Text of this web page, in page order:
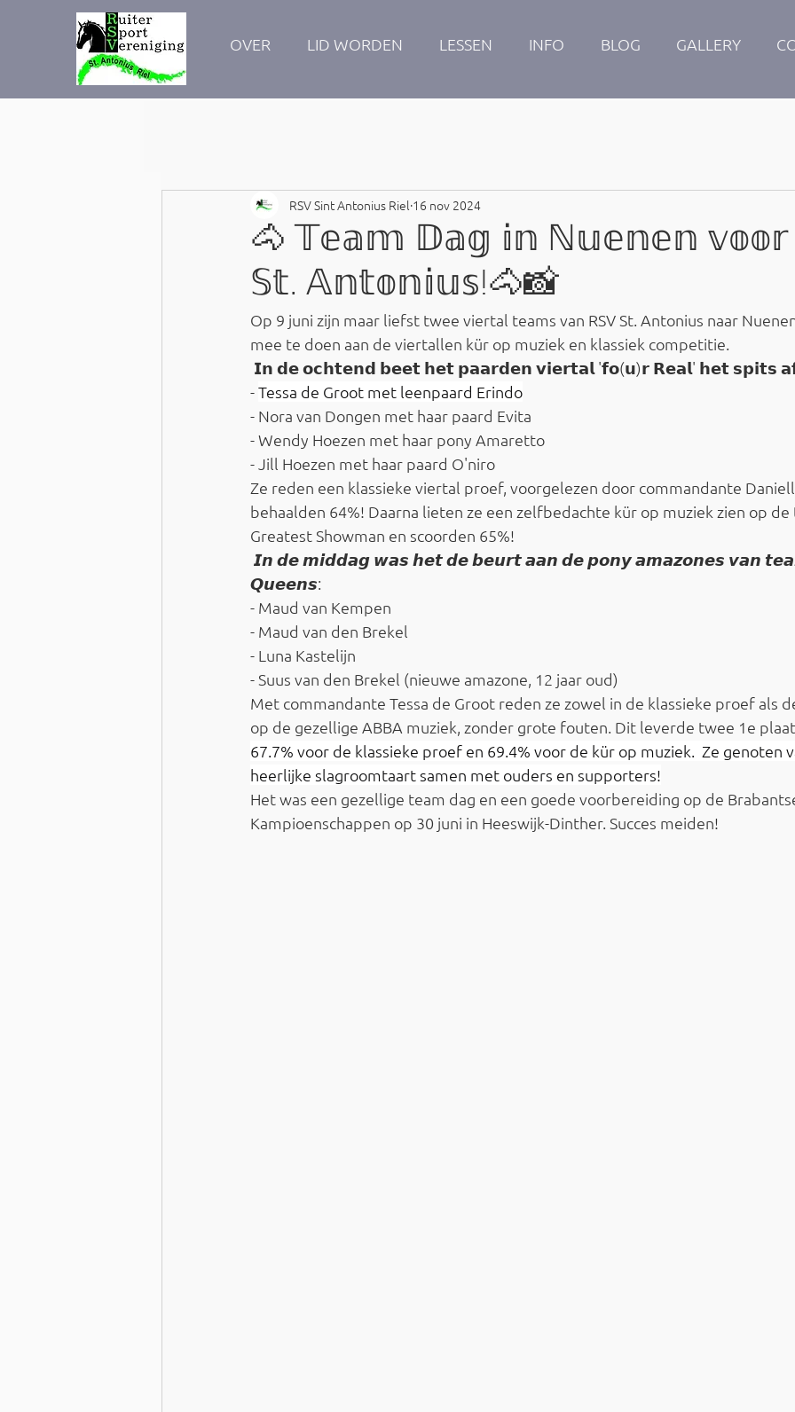
OVER LID WORDEN LESSEN INFO BLOG GALLERY
🐴 𝕋𝕖𝕒𝕞 𝔻𝕒𝕘 𝕚𝕟 ℕ𝕦𝕖𝕟𝕖𝕟
𝕊𝕥. 𝔸𝕟𝕥𝕠𝕟𝕚𝕦𝕤!🐴📸
RSV Sint Antonius Riel 16 nov 2024
Op 9 juni zijn maar liefst twee viertal teams van RSV St. Antonius naar
mee te doen aan de viertallen kür op muziek en klassiek competitie.
𝗜𝗻 𝗱𝗲 𝗼𝗰𝗵𝘁𝗲𝗻𝗱 𝗯𝗲𝗲𝘁 𝗵𝗲𝘁 𝗽𝗮𝗮𝗿𝗱𝗲𝗻 𝘃𝗶𝗲𝗿𝘁𝗮𝗹 '𝗳𝗼(𝘂)𝗿 𝗥𝗲𝗮𝗹' 𝗵𝗲𝘁 𝘀𝗽𝗶𝘁𝘀
- Tessa de Groot met leenpaard Erindo
- Nora van Dongen met haar paard Evita
- Wendy Hoezen met haar pony Amaretto
- Jill Hoezen met haar paard O'niro
Ze reden een klassieke viertal proef, voorgelezen door commandante
behaalden 64%! Daarna lieten ze een zelfbedachte kür op muziek zien op
Greatest Showman en scoorden 65%!
𝙄𝙣 𝙙𝙚 𝙢𝙞𝙙𝙙𝙖𝙜 𝙬𝙖𝙨 𝙝𝙚𝙩 𝙙𝙚 𝙗𝙚𝙪𝙧𝙩 𝙖𝙖𝙣 𝙙𝙚 𝙥𝙤𝙣𝙮 𝙖𝙢𝙖𝙯𝙤𝙣𝙚𝙨 𝙫𝙖𝙣
𝙌𝙪𝙚𝙚𝙣𝙨:
- Maud van Kempen
- Maud van den Brekel
- Luna Kastelijn
- Suus van den Brekel (nieuwe amazone, 12 jaar oud)
Met commandante Tessa de Groot reden ze zowel in de klassieke proef als
op de gezellige ABBA muziek, zonder grote fouten. Dit leverde twee 1e
67.7% voor de klassieke proef en 69.4% voor de kür op muziek.  Ze genoten
heerlijke slagroomtaart samen met ouders en supporters!
Het was een gezellige team dag en een goede voorbereiding op de
Kampioenschappen op 30 juni in Heeswijk-Dinther. Succes meiden!